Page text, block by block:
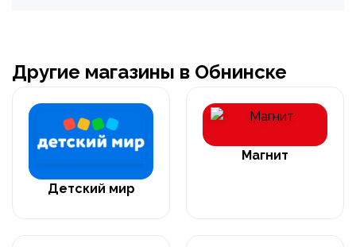
Другие магазины в Обнинске
Детский мир
Магнит